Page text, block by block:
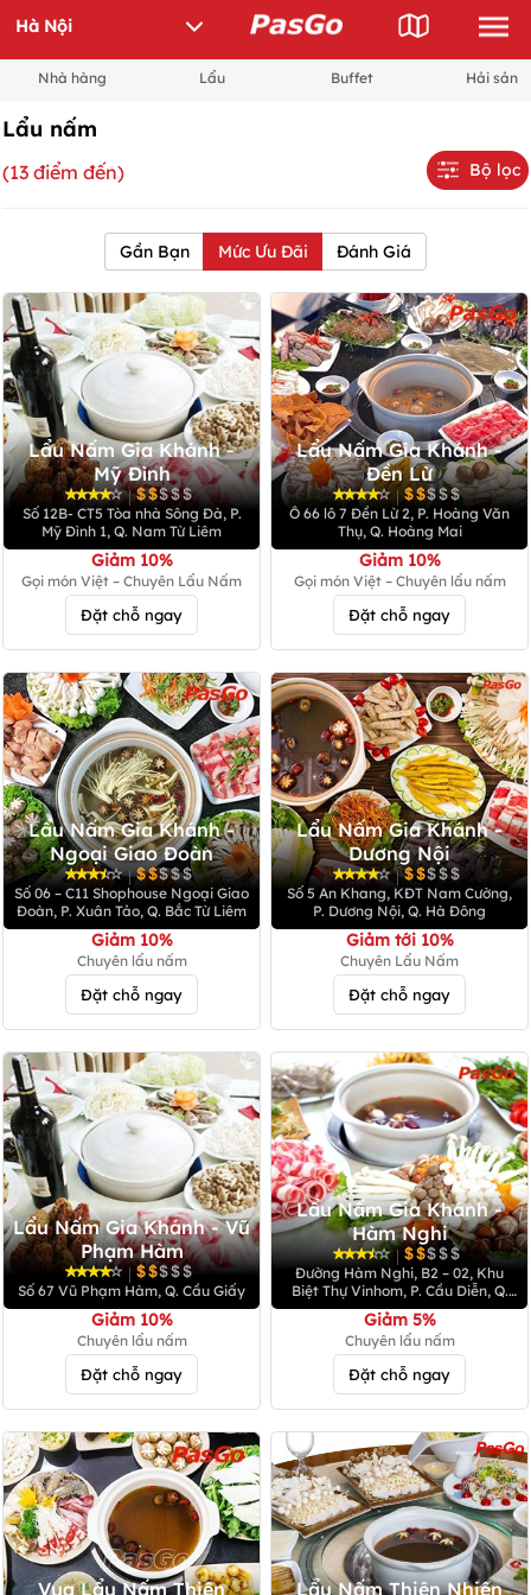
Nhà hàng Lẩu Buffet Hải sản
Lẩu nấm
(13 điểm đến) Bộ lọc
Gần Bạn Mức Ưu Đãi Đánh Giá
Lẩu Nấm Gia Khánh -
Mỹ Đình
|
Số 12B- CT5 Tòa nhà Sông Đà, P.
Mỹ Đình 1, Q. Nam Từ Liêm
Giảm 10%
Gọi món Việt – Chuyên Lẩu Nấm
Đặt chỗ ngay
Lẩu Nấm Gia Khánh -
Đền Lừ
|
Ô 66 lô 7 Đền Lừ 2, P. Hoàng Văn
Thụ, Q. Hoàng Mai
Giảm 10%
Gọi món Việt – Chuyên lẩu nấm
Đặt chỗ ngay
Lẩu Nấm Gia Khánh -
Ngoại Giao Đoàn
|
Số 06 – C11 Shophouse Ngoại Giao
Đoàn, P. Xuân Tảo, Q. Bắc Từ Liêm
Giảm 10%
Chuyên lẩu nấm
Đặt chỗ ngay
Lẩu Nấm Gia Khánh -
Dương Nội
|
Số 5 An Khang, KĐT Nam Cường,
P. Dương Nội, Q. Hà Đông
Giảm tới 10%
Chuyên Lẩu Nấm
Đặt chỗ ngay
Lẩu Nấm Gia Khánh - Vũ
Phạm Hàm
|
Số 67 Vũ Phạm Hàm, Q. Cầu Giấy
Giảm 10%
Chuyên lẩu nấm
Đặt chỗ ngay
Lẩu Nấm Gia Khánh -
Hàm Nghi
|
Đường Hàm Nghi, B2 – 02, Khu
Biệt Thự Vinhom, P. Cầu Diễn, Q.
Nam Từ Liêm
Giảm 5%
Chuyên lẩu nấm
Đặt chỗ ngay
Vua Lẩu Nấm Thiên
Lẩu Nấm Thiên Nhiên